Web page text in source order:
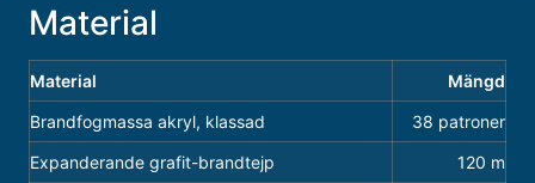
Material
Material
Mängd
Brandfogmassa akryl, klassad
38 patroner
Expanderande grafit-brandtejp
120 m